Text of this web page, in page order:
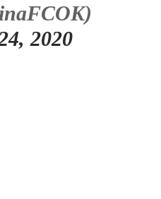
2020